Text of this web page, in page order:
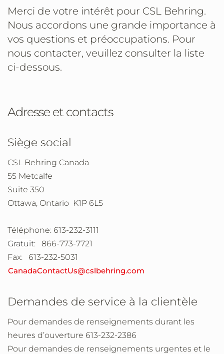
Merci de votre intérêt pour CSL Behring.
Nous accordons une grande importance à
vos questions et préoccupations. Pour
nous contacter, veuillez consulter la liste
ci-dessous.
Adresse et contacts
Siège social
CSL Behring Canada
55 Metcalfe
Suite 350
Ottawa, Ontario K1P 6L5
Téléphone: 613-232-3111
Gratuit: 866-773-7721
Fax: 613-232-5031
CanadaContactUs@cslbehring.com
Demandes de service à la clientèle
Pour demandes de renseignements durant les
heures d’ouverture 613-232-2386
Pour demandes de renseignements urgentes et le